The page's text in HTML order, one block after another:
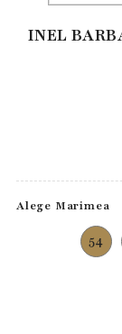
INEL
Alege Marimea
54